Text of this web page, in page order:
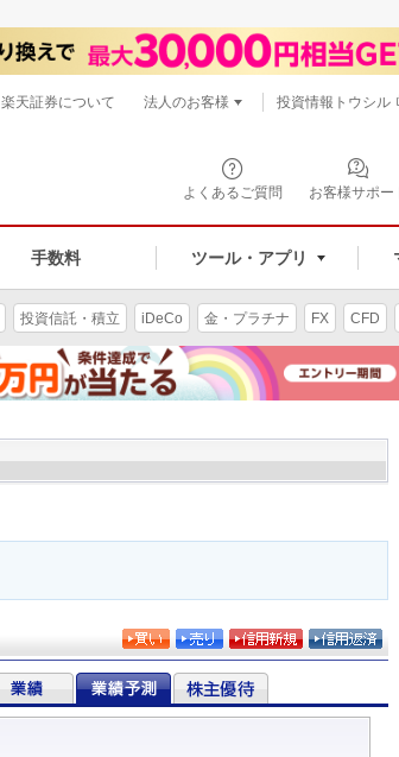
よくあるご質問 お客様サポー
手数料 ツール・アプリ
楽天証券について 法人のお客様 投資情報トウシル
投資信託・積立 iDeCo 金・プラチナ FX CFD